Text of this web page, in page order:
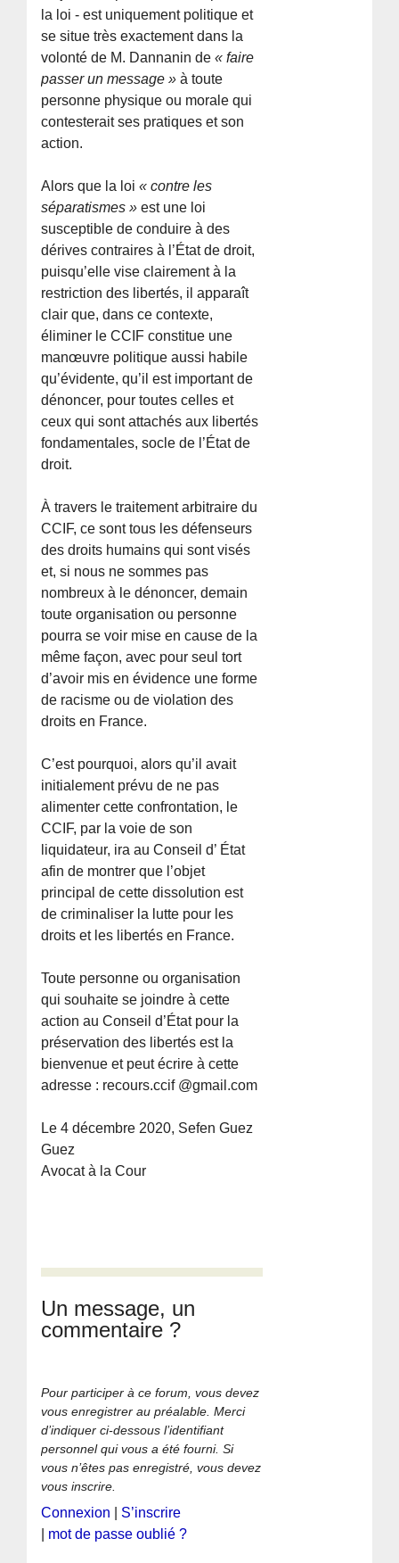
la loi - est uniquement politique et
se situe très exactement dans la
volonté de M. Dannanin de« faire
passer un message »à toute
personne physique ou morale qui
contesterait ses pratiques et son
action.
Alors que la loi« contre les
séparatismes » est une loi
susceptible de conduire à des
dérives contraires à l’État de droit,
puisqu’elle vise clairement à la
restriction des libertés, il apparaît
clair que, dans ce contexte,
éliminer le CCIF constitue une
manœuvre politique aussi habile
qu’évidente, qu’il est important de
dénoncer, pour toutes celles et
ceux qui sont attachés aux libertés
fondamentales, socle de l’État de
droit.
À travers le traitement arbitraire du
CCIF, ce sont tous les défenseurs
des droits humains qui sont visés
et, si nous ne sommes pas
nombreux à le dénoncer, demain
toute organisation ou personne
pourra se voir mise en cause de la
même façon, avec pour seul tort
d’avoir mis en évidence une forme
de racisme ou de violation des
droits en France.
C’est pourquoi, alors qu’il avait
initialement prévu de ne pas
alimenter cette confrontation, le
CCIF, par la voie de son
liquidateur, ira au Conseil d’ État
afin de montrer que l’objet
principal de cette dissolution est
de criminaliser la lutte pour les
droits et les libertés en France.
Toute personne ou organisation
qui souhaite se joindre à cette
action au Conseil d’État pour la
préservation des libertés est la
bienvenue et peut écrire à cette
adresse : recours.ccif @gmail.com
Le 4 décembre 2020, Sefen Guez
Guez
Avocat à la Cour
Un message, un
commentaire ?
Pour participer à ce forum, vous devez
vous enregistrer au préalable. Merci
d’indiquer ci-dessous l’identifiant
personnel qui vous a été fourni. Si
vous n’êtes pas enregistré, vous devez
vous inscrire.
Connexion
S’inscrire
mot de passe oublié ?